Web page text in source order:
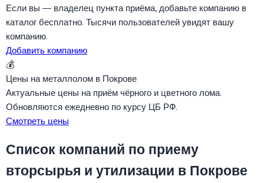
Если вы — владелец пункта приёма, добавьте компанию в
каталог бесплатно. Тысячи пользователей увидят вашу
компанию.
Добавить компанию
💰
Цены на металлолом в Покрове
Актуальные цены на приём чёрного и цветного лома.
Обновляются ежедневно по курсу ЦБ РФ.
Смотреть цены
Список компаний по приему
вторсырья и утилизации в Покрове